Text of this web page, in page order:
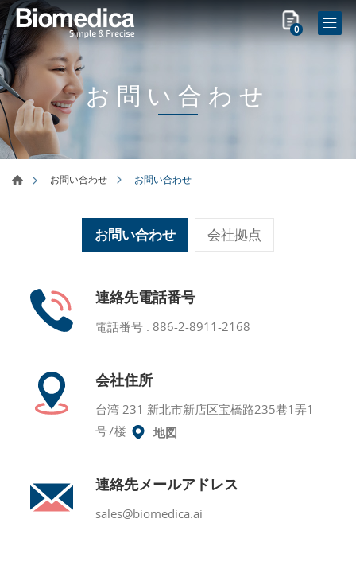
0
お問い合わせ
お問い合わせ お問い合わせ
お問い合わせ 会社拠点
連絡先電話番号
電話番号 : 886-2-8911-2168
会社住所
台湾 231 新北市新店区宝橋路235巷1弄1
号7楼
地図
連絡先メールアドレス
sales@biomedica.ai